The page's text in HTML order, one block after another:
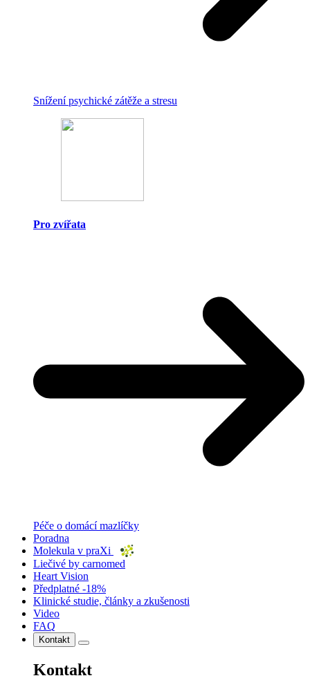
Snížení psychické zátěže a stresu
Pro zvířata
Péče o domácí mazlíčky
Poradna
Molekula v praXi
Liečivé by carnomed
Heart Vision
Předplatné -18%
Klinické studie, články a zkušenosti
Video
FAQ
Kontakt
Kontakt